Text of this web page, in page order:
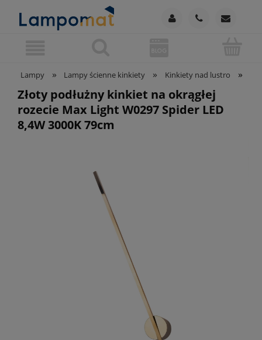
Lampy » Lampy ścienne kinkiety » Kinkiety nad lustro »
Złoty podłużny kinkiet na okrągłej
rozecie Max Light W0297 Spider LED
8,4W 3000K 79cm